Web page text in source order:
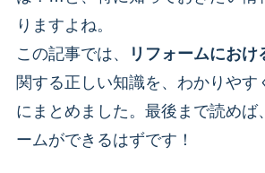
りますよね。
この記事では、
リフォームにおけ
関する正しい知識を、わかりやす
にまとめました。最後まで読めば
ームができるはずです！